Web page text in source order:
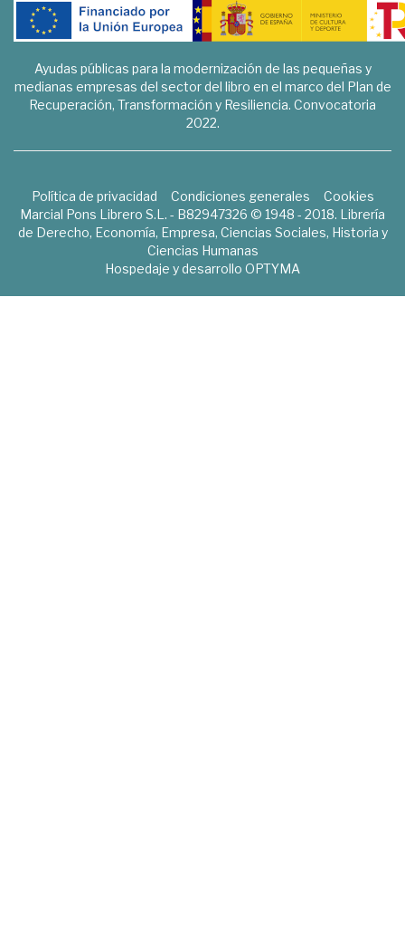
Ayudas públicas para la modernización de las pequeñas y
medianas empresas del sector del libro en el marco del Plan de
Recuperación, Transformación y Resiliencia. Convocatoria
2022.
Política de privacidad Condiciones generales
Cookies
Marcial Pons Librero S.L. - B82947326 © 1948 - 2018. Librería
de Derecho, Economía, Empresa, Ciencias Sociales, Historia y
Ciencias Humanas
Hospedaje y desarrollo OPTYMA